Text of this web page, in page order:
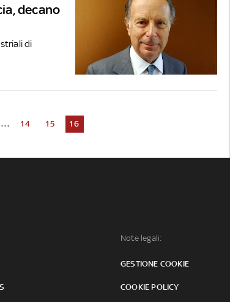
decano
di
... 14 15 16
Note legali:
GESTIONE COOKIE
COOKIE POLICY